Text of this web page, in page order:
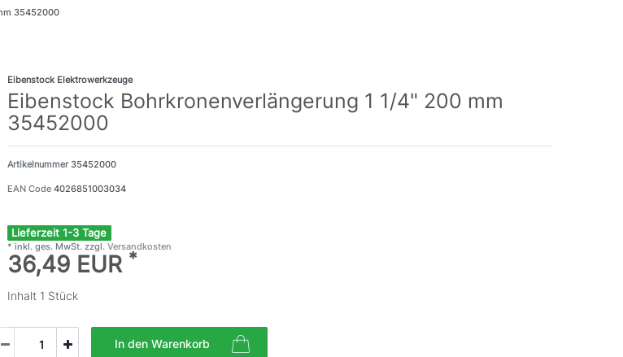
35452000
Eibenstock Elektrowerkzeuge
Eibenstock Bohrkronenverlängerung 1 1/4" 200 mm
35452000
Artikelnummer 35452000
EAN Code 4026851003034
Lieferzeit 1-3 Tage
* inkl. ges. MwSt. zzgl. Versandkosten
36,49 EUR *
Inhalt 1 Stück
In den Warenkorb